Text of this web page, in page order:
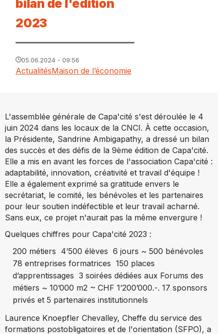
bilan de l'édition
2023
05.06.2024 - 09:56
ActualitésMaison de l’économie
L'assemblée générale de Capa'cité s'est déroulée le 4
juin 2024 dans les locaux de la CNCI. À cette occasion,
la Présidente, Sandrine Ambigapathy, a dressé un bilan
des succès et des défis de la 9ème édition de Capa'cité.
Elle a mis en avant les forces de l'association Capa'cité :
adaptabilité, innovation, créativité et travail d'équipe !
Elle a également exprimé sa gratitude envers le
secrétariat, le comité, les bénévoles et les partenaires
pour leur soutien indéfectible et leur travail acharné.
Sans eux, ce projet n'aurait pas la même envergure !
Quelques chiffres pour Capa'cité 2023 :
200 métiers 4’500 élèves 6 jours ~ 500 bénévoles
78 entreprises formatrices 150 places
d’apprentissages 3 soirées dédiées aux Forums des
métiers ~ 10’000 m2 ~ CHF 1’200’000.-. 17 sponsors
privés et 5 partenaires institutionnels
Laurence Knoepfler Chevalley, Cheffe du service des
formations postobligatoires et de l'orientation (SFPO), a